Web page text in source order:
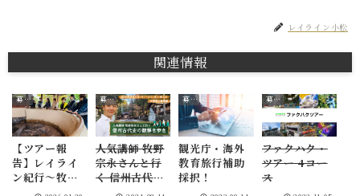
レイライン小松
関連情報
募集･お知らせ
【ツアー報
告】レイライ
ン紀行～牧野
宗永さんと行
募集･お知らせ
人気講師 牧野
宗永さんと行
く 信州古代史
の謎解き歩き
募集･お知らせ
観光庁・海外
教育旅行補助
採択！
募集･お知らせ
ファクハク・
ツアー 4コー
ス